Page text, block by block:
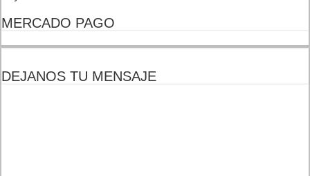
MERCADO PAGO
DEJANOS TU MENSAJE